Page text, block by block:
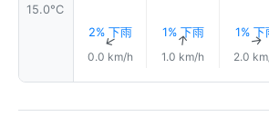
15.0°C
2% 下雨
↑
0.0 km/h
1% 下雨
↑
1.0 km/h
1% 下
↑
2.0